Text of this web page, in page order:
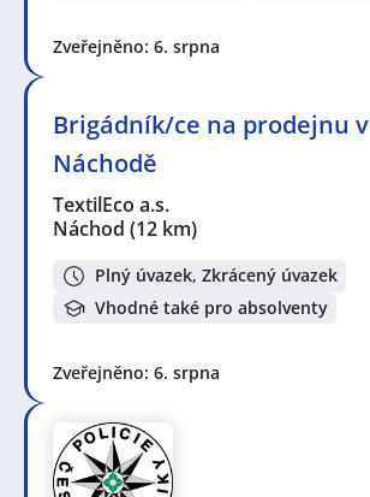
Zveřejněno: 6. srpna
Brigádník/ce na prodejnu v
Náchodě
TextilEco a.s.
Náchod (12 km)
Plný úvazek, Zkrácený úvazek
Vhodné také pro absolventy
Zveřejněno: 6. srpna